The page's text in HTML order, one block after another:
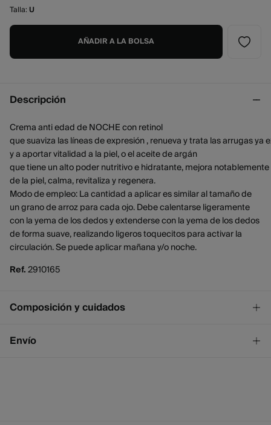
Talla: U
AÑADIR A LA BOLSA
Descripción
Crema anti edad de NOCHE con retinol
que suaviza las líneas de expresión , renueva y trata las arrugas
y a aportar vitalidad a la piel, o el aceite de argán
que tiene un alto poder nutritivo e hidratante, mejora
de la piel, calma, revitaliza y regenera.
Modo de empleo: La cantidad a aplicar es similar al tamaño de
un grano de arroz para cada ojo. Debe calentarse ligeramente
con la yema de los dedos y extenderse con la yema de los dedos
de forma suave, realizando ligeros toquecitos para activar la
circulación. Se puede aplicar mañana y/o noche.
Ref.2910165
Composición y cuidados
Composición
Envío